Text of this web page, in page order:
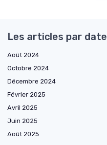
Les articles par date
Août 2024
Octobre 2024
Décembre 2024
Février 2025
Avril 2025
Juin 2025
Août 2025